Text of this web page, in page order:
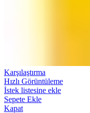
Karşılaştırma
Hızlı Görüntüleme
İstek listesine ekle
Sepete Ekle
Kapat